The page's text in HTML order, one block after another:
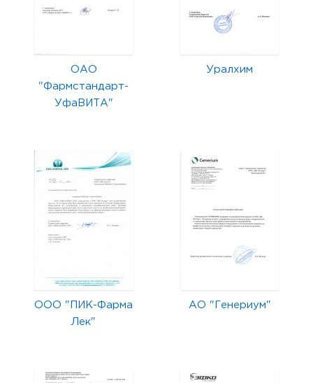
ОАО
"Фармстандарт-
УфаВИТА"
Уралхим
ООО "ПИК-Фарма
Лек"
АО "Генериум"